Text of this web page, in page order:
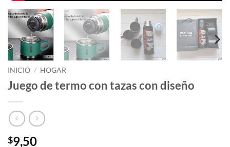
INICIO / HOGAR
Juego de termo con tazas con diseño
$9,50